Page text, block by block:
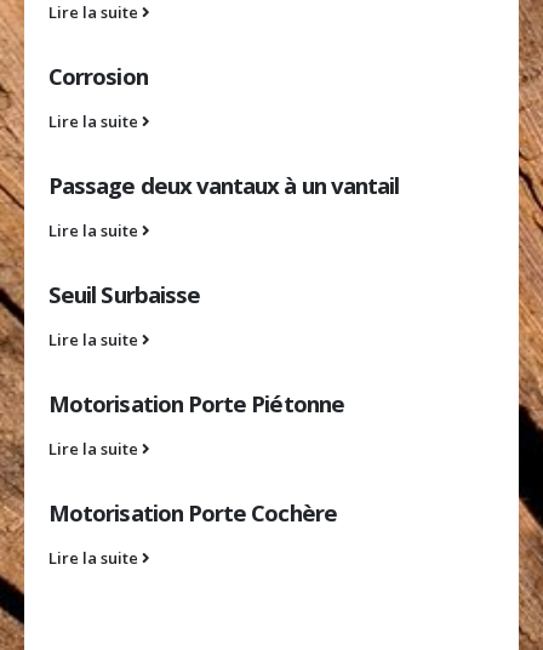
Lire la suite
Corrosion
Lire la suite
Passage deux vantaux à un vantail
Lire la suite
Seuil Surbaisse
Lire la suite
Motorisation Porte Piétonne
Lire la suite
Motorisation Porte Cochère
Lire la suite